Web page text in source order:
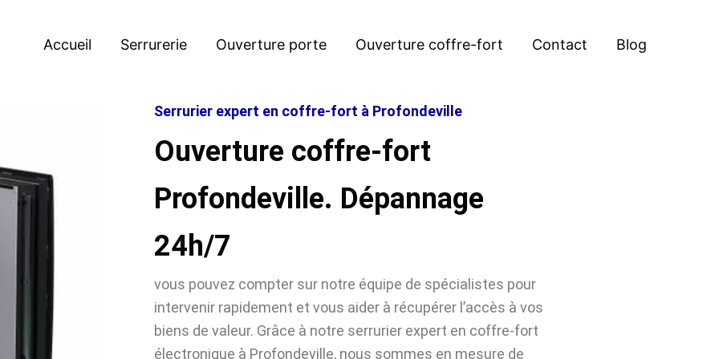
Accueil Serrurerie Ouverture porte Ouverture coffre-fort Contact Blog
Serrurier expert en coffre-fort à Profondeville
Ouverture coffre-fort
Profondeville. Dépannage
24h/7
vous pouvez compter sur notre équipe de spécialistes pour
intervenir rapidement et vous aider à récupérer l’accès à vos
biens de valeur. Grâce à notre serrurier expert en coffre-fort
électronique à Profondeville, nous sommes en mesure de